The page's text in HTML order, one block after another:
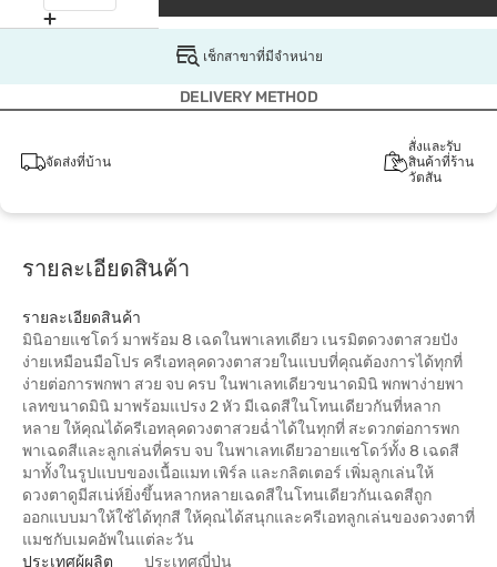
เช็กสาขาที่มีจำหน่าย
DELIVERY METHOD
จัดส่งที่บ้าน
สั่งและรับ
สินค้าที่ร้าน
วัตสัน
รายละเอียดสินค้า
รายละเอียดสินค้า
มินิอายแชโดว์ มาพร้อม 8 เฉดในพาเลทเดียว เนรมิตดวงตาสวยปัง
ง่ายเหมือนมือโปร ครีเอทลุคดวงตาสวยในแบบที่คุณต้องการได้ทุกที่
ง่ายต่อการพกพา สวย จบ ครบ ในพาเลทเดียวขนาดมินิ พกพาง่ายพา
เลทขนาดมินิ มาพร้อมแปรง 2 หัว มีเฉดสีในโทนเดียวกันที่หลาก
หลาย ให้คุณได้ครีเอทลุคดวงตาสวยฉ่ำได้ในทุกที่ สะดวกต่อการพก
พาเฉดสีและลูกเล่นที่ครบ จบ ในพาเลทเดียวอายแชโดว์ทั้ง 8 เฉดสี
มาทั้งในรูปแบบของเนื้อแมท เพิร์ล และกลิตเตอร์ เพิ่มลูกเล่นให้
ดวงตาดูมีสเน่ห์ยิ่งขึ้นหลากหลายเฉดสีในโทนเดียวกันเฉดสีถูก
ออกแบบมาให้ใช้ได้ทุกสี ให้คุณได้สนุกและครีเอทลูกเล่นของดวงตาที่
แมชกับเมคอัพในแต่ละวัน
ประเทศผู้ผลิต
ประเทศญี่ปุ่น